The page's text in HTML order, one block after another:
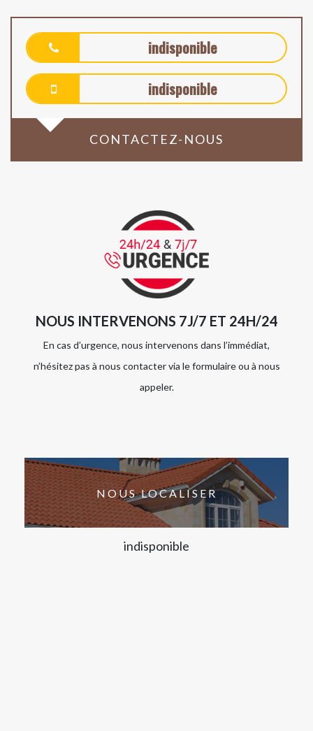
indisponible
indisponible
CONTACTEZ-NOUS
NOUS INTERVENONS 7J/7 ET 24H/24
En cas d’urgence, nous intervenons dans l’immédiat,
n’hésitez pas à nous contacter via le formulaire ou à nous
appeler.
NOUS LOCALISER
indisponible